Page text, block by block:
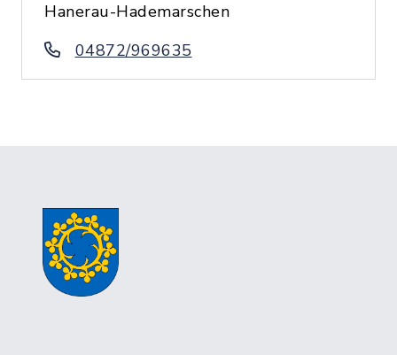
Hanerau-Hademarschen
04872/969635